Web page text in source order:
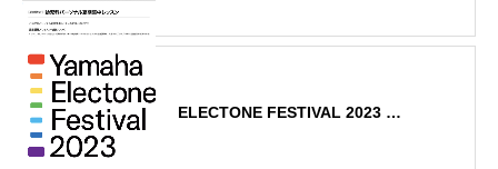
ELECTONE FESTIVAL 2023 …